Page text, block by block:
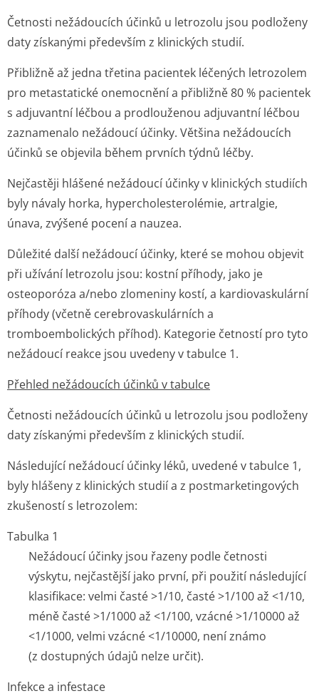
Četnosti nežádoucích účinků u letrozolu jsou podloženy
daty získanými především z klinických studií.
Přibližně až jedna třetina pacientek léčených letrozolem
pro metastatické onemocnění a přibližně 80 % pacientek
s adjuvantní léčbou a prodlouženou adjuvantní léčbou
zaznamenalo nežádoucí účinky. Většina nežádoucích
účinků se objevila během prvních týdnů léčby.
Nejčastěji hlášené nežádoucí účinky v klinických studiích
byly návaly horka, hypercholeste­rolémie, artralgie,
únava, zvýšené pocení a nauzea.
Důležité další nežádoucí účinky, které se mohou objevit
při užívání letrozolu jsou: kostní příhody, jako je
osteoporóza a/nebo zlomeniny kostí, a kardiovaskulární
příhody (včetně cerebrovaskulárních a
tromboembolických příhod). Kategorie četností pro tyto
nežádoucí reakce jsou uvedeny v tabulce 1.
Přehled nežádoucích účinků v tabulce
Četnosti nežádoucích účinků u letrozolu jsou podloženy
daty získanými především z klinických studií.
Následující nežádoucí účinky léků, uvedené v tabulce 1,
byly hlášeny z klinických studií a z postmarketin­gových
zkušeností s letrozolem:
Tabulka 1
Nežádoucí účinky jsou řazeny podle četnosti
výskytu, nejčastější jako první, při použití následující
klasifikace: velmi časté >1/10, časté >1/100 až <1/10,
méně časté >1/1000 až <1/100, vzácné >1/10000 až
<1/1000, velmi vzácné <1/10000, není známo
(z dostupných údajů nelze určit).
Infekce a infestace